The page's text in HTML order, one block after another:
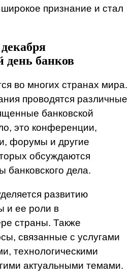
признание и стал
банков
во многих странах мира.
проводятся различные
банковской
это конференции,
форумы и другие
обсуждаются
банковского дела.
развитию
и ее роли в
страны. Также
связанные с услугами
технологическими
актуальными темами.